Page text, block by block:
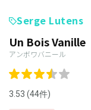
Serge Lutens
Un Bois Vanille
アンボワバニール
3.53 (44件)